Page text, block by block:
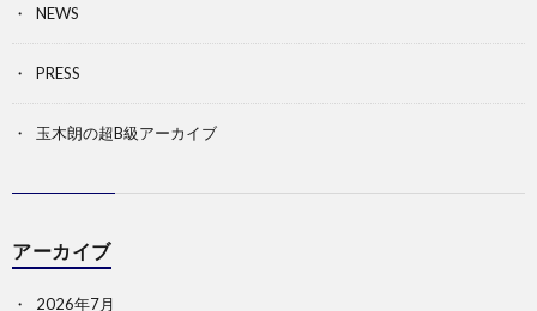
NEWS
PRESS
玉木朗の超B級アーカイブ
アーカイブ
2026年7月